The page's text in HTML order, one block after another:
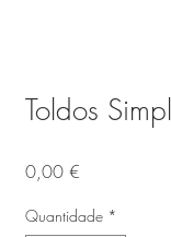
Toldos
0,00 €Preço
Quantidade *